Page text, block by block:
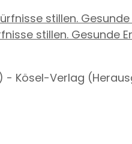
stillen. Gesunde
- Kösel-Verlag